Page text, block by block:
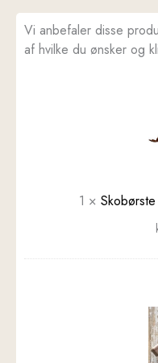
Vi anbefaler disse
af hvilke du ønsker og
1 ×